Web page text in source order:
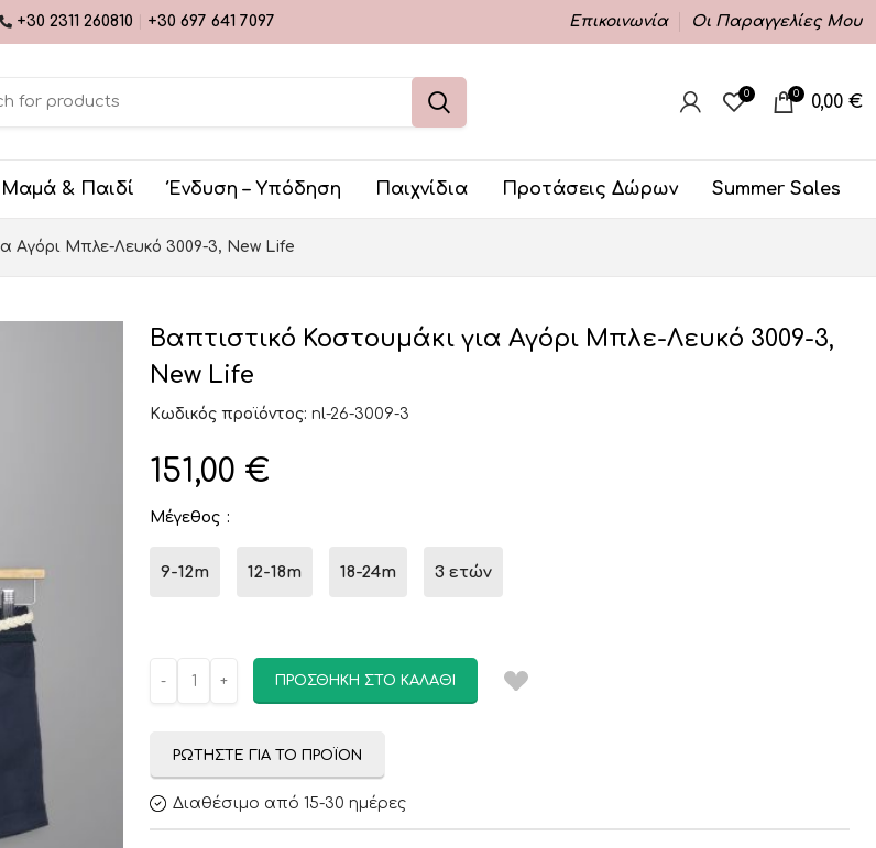
+30 2311 260810 +30 697 641 7097 Επικοινωνία Οι Παραγγελίες Μου
0 0 0,00 €
Μαμά & Παιδί Ένδυση – Υπόδηση Παιχνίδια Προτάσεις Δώρων Summer Sales
Αγόρι Μπλε-Λευκό 3009-3, New Life
Βαπτιστικό Κοστουμάκι για Αγόρι Μπλε-Λευκό 3009-3,
New Life
Κωδικός προϊόντος: nl-26-3009-3
151,00 €
Μέγεθος
9-12m 12-18m 18-24m 3 ετών
ΠΡΟΣΘΉΚΗ ΣΤΟ ΚΑΛΆΘΙ
ΡΩΤΉΣΤΕ ΓΙΑ ΤΟ ΠΡΟΪΌΝ
Διαθέσιμο από 15-30 ημέρες